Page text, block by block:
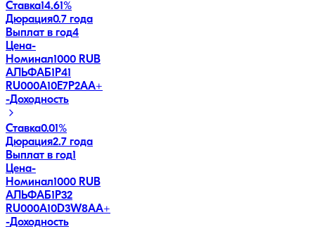
Ставка14.61%
Дюрация0.7 года
Выплат в год4
Цена-
Номинал1000 RUB
АЛЬФАБ1Р41
RU000A10E7P2AA+
-Доходность
Ставка0.01%
Дюрация2.7 года
Выплат в год1
Цена-
Номинал1000 RUB
АЛЬФАБ1Р32
RU000A10D3W8AA+
-Доходность